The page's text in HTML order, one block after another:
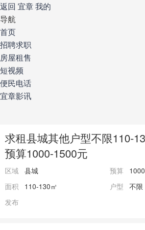
返回 宜章我的
导航
首页
招聘求职
房屋租售
短视频
便民电话
宜章影讯
求租县城其他户型不限110-
预算1000-1500元
区域 县城 预算
面积
110-130㎡ 户型
不限
发布